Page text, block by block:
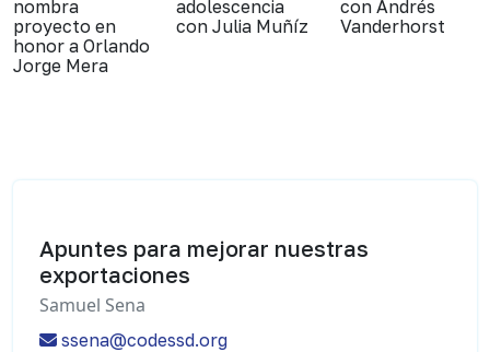
nombra
proyecto en
honor a Orlando
Jorge Mera
adolescencia
con Julia Muñíz
con Andrés
Vanderhorst
Apuntes para mejorar nuestras
exportaciones
Samuel Sena
ssena@codessd.org